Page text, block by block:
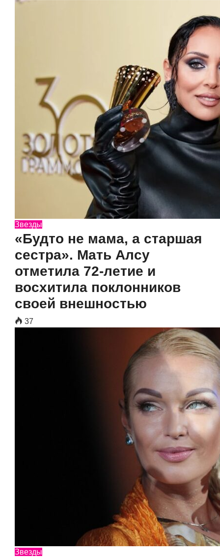
Звезды
«Будто не мама, а старшая
сестра». Мать Алсу
отметила 72-летие и
восхитила поклонников
своей внешностью
37
Звезды